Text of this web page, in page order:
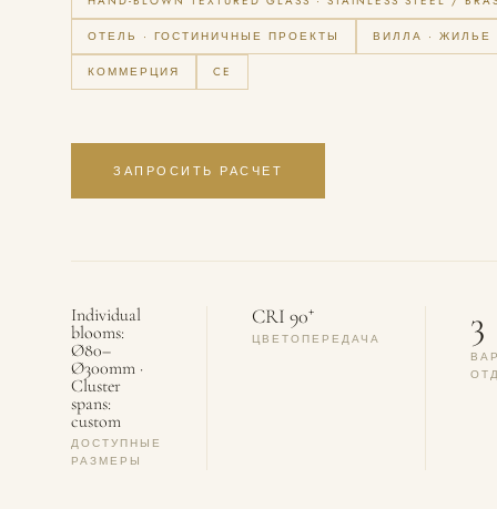
ОТЕЛЬ · ГОСТИНИЧНЫЕ ПРОЕКТЫ ВИЛЛА · ЖИЛЬЕ
КОММЕРЦИЯ CE
ЗАПРОСИТЬ РАСЧЕТ
Individual
blooms:
Ø80–
Ø300mm ·
Cluster
spans:
custom
ДОСТУПНЫЕ
РАЗМЕРЫ
CRI 90+
ЦВЕТОПЕРЕДАЧА 3